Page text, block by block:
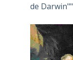
de Darwin""